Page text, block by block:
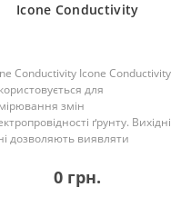
Icone Conductivity
Conductivity Icone Conductivity
для
змін
ґрунту. Вихідні
дозволяють виявляти
солоносні шари та
забруднюючі речовини.
0 грн.